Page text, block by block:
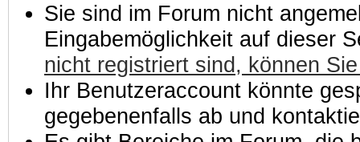
Sie sind im Forum nicht
Eingabemöglichkeit auf dieser
nicht registriert sind, können
Ihr Benutzeraccount könnte
gegebenenfalls ab und